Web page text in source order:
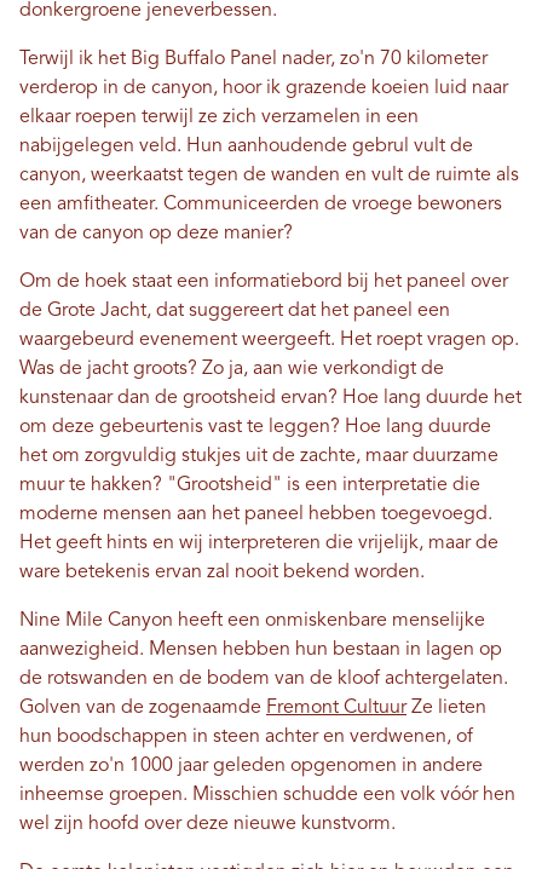
donkergroene jeneverbessen.
Terwijl ik het Big Buffalo Panel nader, zo'n 70 kilometer
verderop in de canyon, hoor ik grazende koeien luid naar
elkaar roepen terwijl ze zich verzamelen in een
nabijgelegen veld. Hun aanhoudende gebrul vult de
canyon, weerkaatst tegen de wanden en vult de ruimte als
een amfitheater. Communiceerden de vroege bewoners
van de canyon op deze manier?
Om de hoek staat een informatiebord bij het paneel over
de Grote Jacht, dat suggereert dat het paneel een
waargebeurd evenement weergeeft. Het roept vragen op.
Was de jacht groots? Zo ja, aan wie verkondigt de
kunstenaar dan de grootsheid ervan? Hoe lang duurde het
om deze gebeurtenis vast te leggen? Hoe lang duurde
het om zorgvuldig stukjes uit de zachte, maar duurzame
muur te hakken? "Grootsheid" is een interpretatie die
moderne mensen aan het paneel hebben toegevoegd.
Het geeft hints en wij interpreteren die vrijelijk, maar de
ware betekenis ervan zal nooit bekend worden.
Nine Mile Canyon heeft een onmiskenbare menselijke
aanwezigheid. Mensen hebben hun bestaan ​​in lagen op
de rotswanden en de bodem van de kloof achtergelaten.
Golven van de zogenaamde Fremont CultuurZe lieten
hun boodschappen in steen achter en verdwenen, of
werden zo'n 1000 jaar geleden opgenomen in andere
inheemse groepen. Misschien schudde een volk vóór hen
wel zijn hoofd over deze nieuwe kunstvorm.